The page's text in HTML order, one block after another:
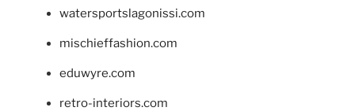
watersportslagonissi.com
mischieffashion.com
eduwyre.com
retro-interiors.com